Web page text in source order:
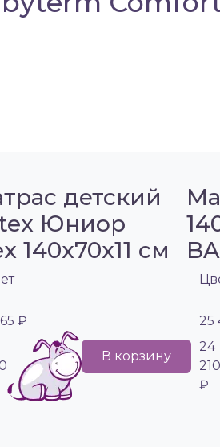
детский
Юниор
140х70х11 см
₽
В корзину
25
24
210
₽